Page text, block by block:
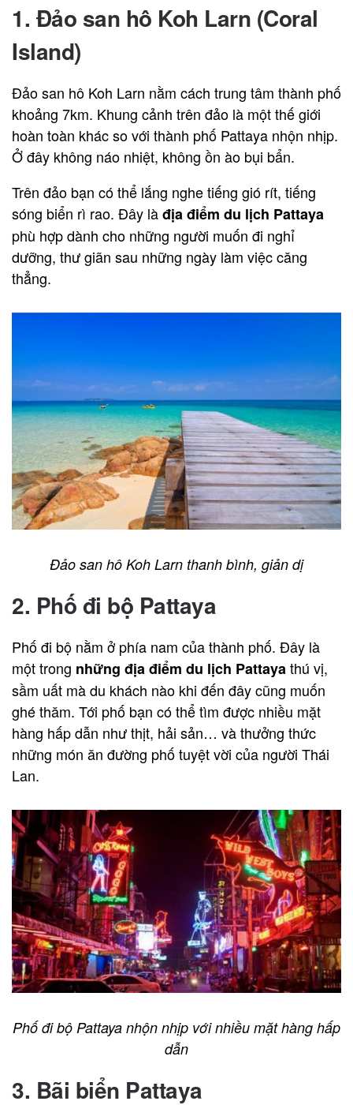
1. Đảo san hô Koh Larn (Coral
Island)
Đảo san hô Koh Larn nằm cách trung tâm thành phố
khoảng 7km. Khung cảnh trên đảo là một thế giới
hoàn toàn khác so với thành phố Pattaya nhộn nhịp.
Ở đây không náo nhiệt, không ồn ào bụi bẩn.
Trên đảo bạn có thể lắng nghe tiếng gió rít, tiếng
sóng biển rì rao. Đây làđịa điểm du lịch Pattaya
phù hợp dành cho những người muốn đi nghỉ
dưỡng, thư giãn sau những ngày làm việc căng
thẳng.
Đảo san hô Koh Larn thanh bình, giản dị
2. Phố đi bộ Pattaya
Phố đi bộ nằm ở phía nam của thành phố. Đây là
một trong những địa điểm du lịch Pattayathú vị,
sầm uất mà du khách nào khi đến đây cũng muốn
ghé thăm. Tới phố bạn có thể tìm được nhiều mặt
hàng hấp dẫn như thịt, hải sản… và thưởng thức
những món ăn đường phố tuyệt vời của người Thái
Lan.
Phố đi bộ Pattaya nhộn nhịp với nhiều mặt hàng hấp
dẫn
3. Bãi biển Pattaya